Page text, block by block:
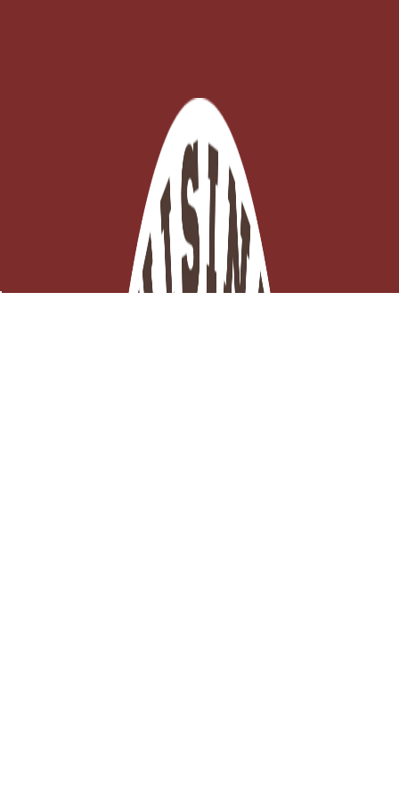
Douille inox decor fleur freesia n°245
EN STOCK - Click and collect 3H ou
Expédition ce jour
TTC Ajouter au panier